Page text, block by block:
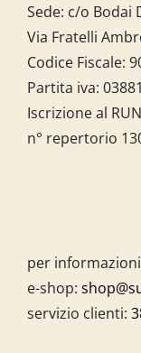
Sede: c/o Bodai
Via Fratelli
Codice Fiscale:
Partita iva:
Iscrizione al
n° repertorio
per
e-shop:
servizio clienti: